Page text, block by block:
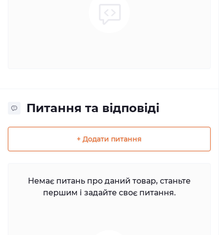
Питання та відповіді
+ Додати питання
Немає питань про даний товар, станьте
першим і задайте своє питання.